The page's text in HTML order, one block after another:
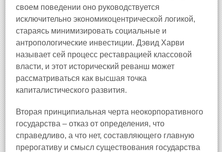
своем поведении оно руководствуется
исключительно экономикоцентрической логикой,
стараясь минимизировать социальные и
антропологические инвестиции. Дэвид Харви
называет сей процесс реставрацией классовой
власти, и этот исторический реванш может
рассматриваться как высшая точка
капиталистического развития.
Вторая принципиальная черта неокорпоративного
государства – отказ от определения, что
справедливо, а что нет, составляющего главную
прерогативу и смысл существования государства